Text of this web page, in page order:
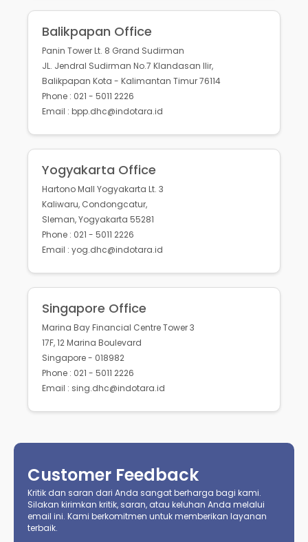
Balikpapan Office
Panin Tower Lt. 8 Grand Sudirman
JL. Jendral Sudirman No.7 Klandasan Ilir,
Balikpapan Kota - Kalimantan Timur 76114
Phone : 021 - 5011 2226
Email : bpp.dhc@indotara.id
Yogyakarta Office
Hartono Mall Yogyakarta Lt. 3
Kaliwaru, Condongcatur,
Sleman, Yogyakarta 55281
Phone : 021 - 5011 2226
Email : yog.dhc@indotara.id
Singapore Office
Marina Bay Financial Centre Tower 3
17F, 12 Marina Boulevard
Singapore - 018982
Phone : 021 - 5011 2226
Email : sing.dhc@indotara.id
Customer Feedback
Kritik dan saran dari Anda sangat berharga bagi kami.
Silakan kirimkan kritik, saran, atau keluhan Anda melalui
email ini. Kami berkomitmen untuk memberikan layanan
terbaik.